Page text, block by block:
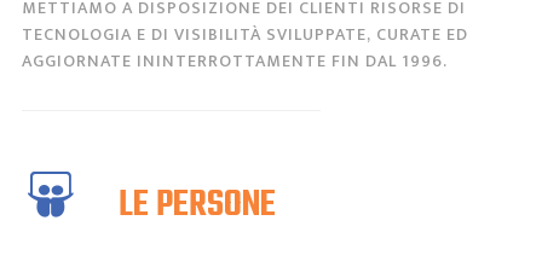
METTIAMO A DISPOSIZIONE DEI CLIENTI RISORSE DI
TECNOLOGIA E DI VISIBILITÀ SVILUPPATE, CURATE ED
AGGIORNATE ININTERROTTAMENTE FIN DAL 1996.
LE PERSONE